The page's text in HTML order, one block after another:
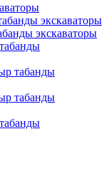
экскаваторы
экскаваторы
табанды
табанды